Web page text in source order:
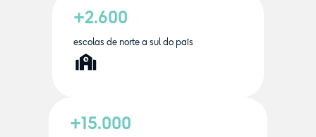
+2.600
escolas de norte a sul do país
+15.000